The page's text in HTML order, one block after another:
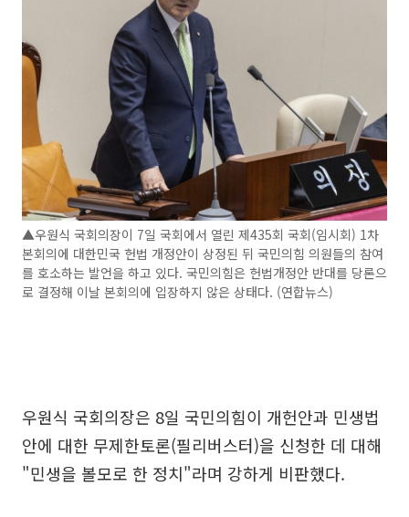
▲우원식 국회의장이 7일 국회에서 열린 제435회 국회(임시회) 1차
본회의에 대한민국 헌법 개정안이 상정된 뒤 국민의힘 의원들의 참여
를 호소하는 발언을 하고 있다. 국민의힘은 헌법개정안 반대를 당론으
로 결정해 이날 본회의에 입장하지 않은 상태다. (연합뉴스)
우원식 국회의장은 8일 국민의힘이 개헌안과 민생법
안에 대한 무제한토론(필리버스터)을 신청한 데 대해
"민생을 볼모로 한 정치"라며 강하게 비판했다.